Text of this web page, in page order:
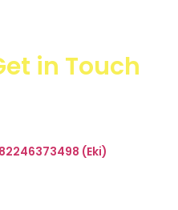
in Touch
(Eki)